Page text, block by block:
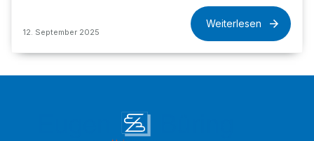
12. September 2025
Weiterlesen